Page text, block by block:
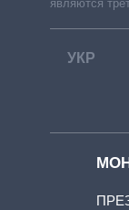
являются
УКР